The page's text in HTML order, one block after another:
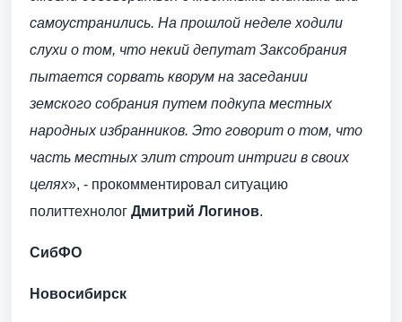
самоустранились. На прошлой неделе ходили
слухи о том, что некий депутат Заксобрания
пытается сорвать кворум на заседании
земского собрания путем подкупа местных
народных избранников. Это говорит о том, что
часть местных элит строит интриги в своих
целях», - прокомментировал ситуацию
политтехнолог Дмитрий Логинов.
СибФО
Новосибирск